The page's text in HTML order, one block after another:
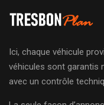
Ici, chaque véhicule
véhicules sont garantis
avec un contrôle